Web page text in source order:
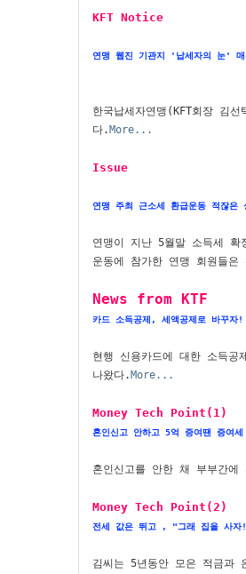
KFT Notice
연맹 웹진 기관지 '납세자의 눈'
한국납세자연맹(KFT회장 김
다. More...
Issue
연맹 주최 근소세 환급운동 적잖은
연맹이 지난 5월말 소득세
운동에 참가한 연맹 회원들
News from KTF
카드 소득공제, 세액공제로 바꾸자!
현행 신용카드에 대한 소득공
나왔다. More...
Money Tech Point(1)
혼인신고 안하고 5억 증여땐 증여세
혼인신고를 안한 채 부부간
Money Tech Point(2)
전세 값은 뛰고 , "그래 집을 사
김씨는 5년동안 모은 적금과